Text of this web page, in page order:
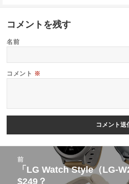
コメントを残す
名前
コメント ※
前
前「LG Watch Style（LG-
$249？